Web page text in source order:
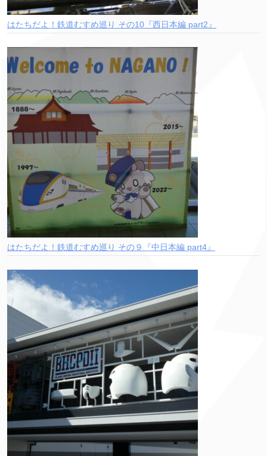
はたちだよ！鉄道むすめ巡り その10『西日本編 part2』
はたちだよ！鉄道むすめ巡り その９『中日本編 part4』